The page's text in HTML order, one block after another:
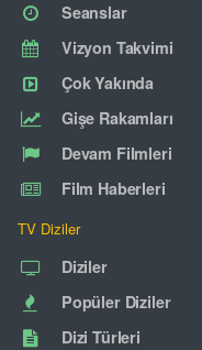
Seanslar
Vizyon Takvimi
Çok Yakında
Gişe Rakamları
Devam Filmleri
Film Haberleri
TV Diziler
Diziler
Popüler Diziler
Dizi Türleri